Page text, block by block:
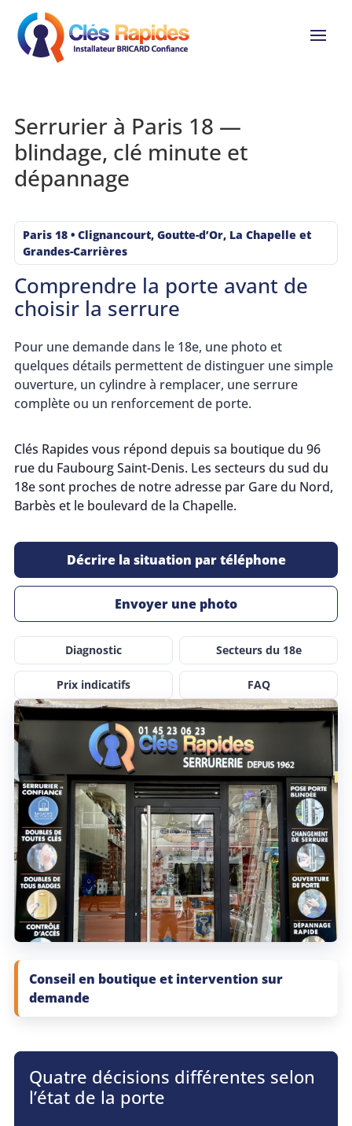
Serrurier à Paris 18 —
blindage, clé minute et
dépannage
Paris 18 • Clignancourt, Goutte-d’Or, La Chapelle et
Grandes-Carrières
Comprendre la porte avant de
choisir la serrure
Pour une demande dans le 18e, une photo et
quelques détails permettent de distinguer une simple
ouverture, un cylindre à remplacer, une serrure
complète ou un renforcement de porte.
Clés Rapides vous répond depuis sa boutique du 96
rue du Faubourg Saint-Denis. Les secteurs du sud du
18e sont proches de notre adresse par Gare du Nord,
Barbès et le boulevard de la Chapelle.
Décrire la situation par téléphone
Envoyer une photo
Diagnostic Secteurs du 18e
Prix indicatifs FAQ
Conseil en boutique et intervention sur
demande
Quatre décisions différentes selon
l’état de la porte